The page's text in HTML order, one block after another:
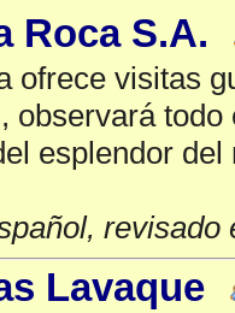
Roca S.A.
ofrece visitas
observará
esplendor
revisado
Lavaque